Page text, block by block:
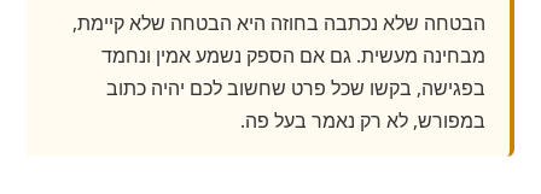
הבטחה שלא נכתבה בחוזה היא הבטחה שלא קיימת,
מבחינה מעשית. גם אם הספק נשמע אמין ונחמד
בפגישה, בקשו שכל פרט שחשוב לכם יהיה כתוב
במפורש, לא רק נאמר בעל פה.